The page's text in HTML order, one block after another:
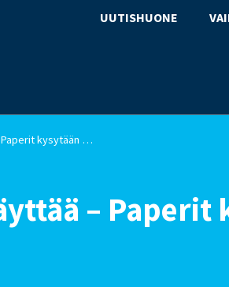
UUTISHUONE
On oma asia miltä näyttää – Paperit kysytään silti
– Paperit